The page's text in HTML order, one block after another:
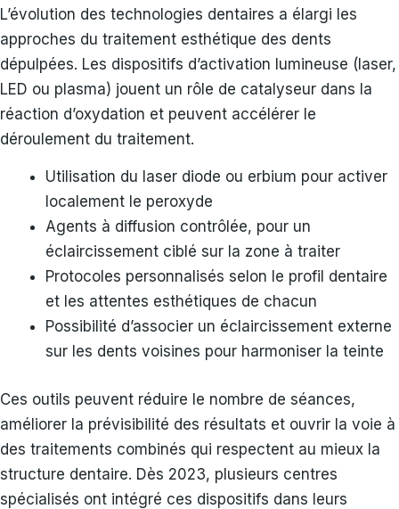
L’évolution des technologies dentaires a élargi les
approches du traitement esthétique des dents
dépulpées. Les dispositifs d’activation lumineuse (laser,
LED ou plasma) jouent un rôle de catalyseur dans la
réaction d’oxydation et peuvent accélérer le
déroulement du traitement.
Utilisation du laser diode ou erbium pour activer
localement le peroxyde
Agents à diffusion contrôlée, pour un
éclaircissement ciblé sur la zone à traiter
Protocoles personnalisés selon le profil dentaire
et les attentes esthétiques de chacun
Possibilité d’associer un éclaircissement externe
sur les dents voisines pour harmoniser la teinte
Ces outils peuvent réduire le nombre de séances,
améliorer la prévisibilité des résultats et ouvrir la voie à
des traitements combinés qui respectent au mieux la
structure dentaire. Dès 2023, plusieurs centres
spécialisés ont intégré ces dispositifs dans leurs